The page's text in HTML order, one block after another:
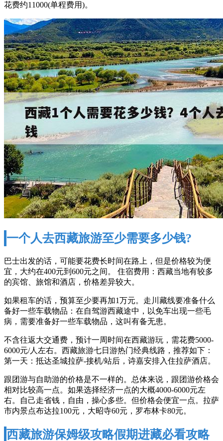
花费约11000(单程费用)。
一个人去西藏旅游至少需要多少钱?
巴士出发的话，可能要花费长时间在路上，但是价格较为便
宜，大约在400元到600元之间。 住宿费用：西藏当地有较多
的宾馆、旅馆和酒店，价格差异较大。
如果租车的话，预算至少要再加1万元。走川藏线要准备什么
备好一些车载物品：在自驾游西藏途中，以免车出现一些毛
病，需要准备好一些车载物品，这叫有备无患。
不含往返大交通费，预计一周时间在西藏游玩，需花费5000-
6000元/人左右。西藏旅游七日游热门经典线路，推荐如下：
第一天：抵达圣城拉萨-接机/站后，诗嘉安排入住拉萨酒店。
跟团游与自助游的价格是不一样的。总体来说，跟团游价格会
相对比较高一点。如果选择经济一点的大概4000-6000元左
右。自己走省钱，自由，操心多些。但价格会便宜一点。拉萨
市内景点布达拉100元，大昭寺60元，罗布林卡80元。
西藏旅游保姆级攻略假期进藏必看攻略